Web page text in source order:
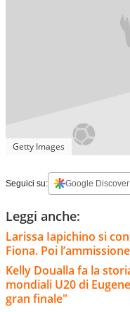
Getty Images
Seguici su: Google Discover
Leggi anche:
Larissa Iapichino si
Fiona. Poi
Kelly Doualla fa la
mondiali U20 di
gran finale"